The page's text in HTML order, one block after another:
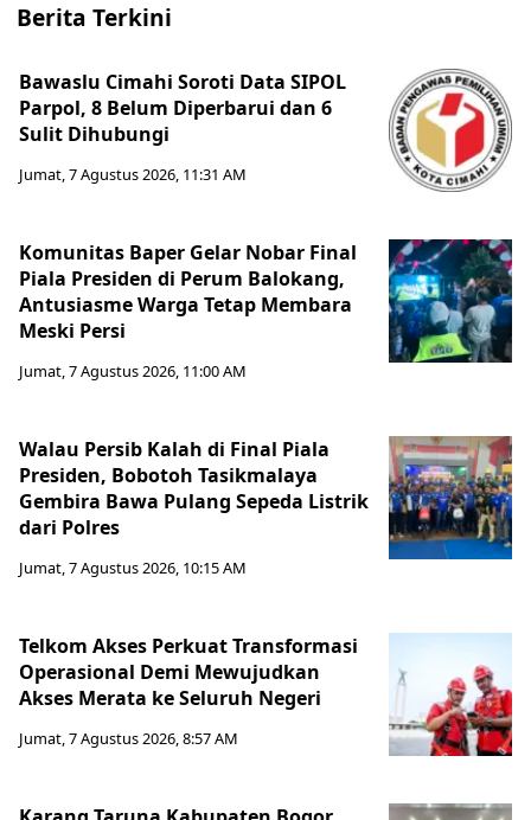
Berita Terkini
Bawaslu Cimahi Soroti Data SIPOL
Parpol, 8 Belum Diperbarui dan 6
Sulit Dihubungi
Jumat, 7 Agustus 2026, 11:31 AM
Komunitas Baper Gelar Nobar Final
Piala Presiden di Perum Balokang,
Antusiasme Warga Tetap Membara
Meski Persi
Jumat, 7 Agustus 2026, 11:00 AM
Walau Persib Kalah di Final Piala
Presiden, Bobotoh Tasikmalaya
Gembira Bawa Pulang Sepeda Listrik
dari Polres
Jumat, 7 Agustus 2026, 10:15 AM
Telkom Akses Perkuat Transformasi
Operasional Demi Mewujudkan
Akses Merata ke Seluruh Negeri
Jumat, 7 Agustus 2026, 8:57 AM